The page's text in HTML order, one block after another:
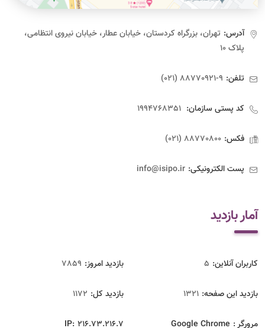
آدرس: تهران، بزرگراه کردستان، خیابان عطار، خیابان نیروی انتظامی،
پلاک ۱۰
تلفن: 9-88770921 (021)
کد پستی سازمان:
فکس: 88770800 (021)
پست الکترونیکی: info@isipo.ir
آمار بازدید
کاربران آنلاین: 5 بازدید امروز: 7859
بازدید این صفحه: 1321 بازدید‌ کل: 1172
مرورگر : Google Chrome
IP: 216.73.216.7